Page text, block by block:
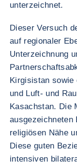
unterzeichnet.
Dieser Versuch
auf regionaler
Unterzeichnung
Kirgisistan sowie
und Luft- und
Kasachstan. Die
ausgezeichneten
religiösen Nähe
Diese guten
intensiven